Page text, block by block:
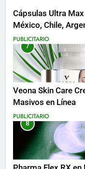
Cápsulas Ultra
México, Chile,
Costa Rica y Más
PUBLICITARIO
7
Veona Skin Care
Masivos en Línea
PUBLICITARIO
8